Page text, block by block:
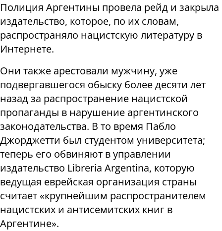
Полиция Аргентины провела рейд и закрыла
издательство, которое, по их словам,
распространяло нацистскую литературу в
Интернете.
Они также арестовали мужчину, уже
подвергавшегося обыску более десяти лет
назад за распространение нацистской
пропаганды в нарушение аргентинского
законодательства. В то время Пабло
Джорджетти был студентом университета;
теперь его обвиняют в управлении
издательство Libreria Argentina, которую
ведущая еврейская организация страны
считает «крупнейшим распространителем
нацистских и антисемитских книг в
Аргентине».